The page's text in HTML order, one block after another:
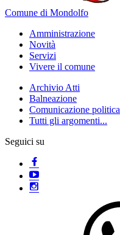
Comune di Mondolfo
Amministrazione
Novità
Servizi
Vivere il comune
Archivio Atti
Balneazione
Comunicazione politica
Tutti gli argomenti...
Seguici su